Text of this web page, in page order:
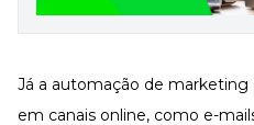
Já a automação de
em canais online, como e-